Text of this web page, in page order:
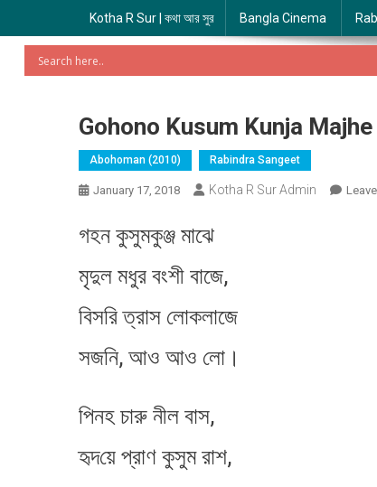
Kotha R Sur | কথা আর সুর Bangla Cinema
Gohono Kusum Kunja Majhe |
Abohoman (2010) Rabindra Sangeet
January 17, 2018 Kotha R Sur Admin
গহন কুসুমকুঞ্জ মাঝে
মৃদুল মধুর বংশী বাজে,
বিসরি ত্রাস লোকলাজে
সজনি, আও আও লো।
পিনহ চারু নীল বাস,
হৃদ​য়ে প্রাণ কুসুম রাশ,